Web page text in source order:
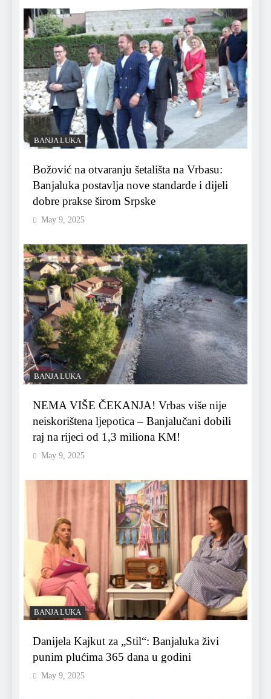
BANJA LUKA
Božović na otvaranju šetališta na Vrbasu:
Banjaluka postavlja nove standarde i dijeli
dobre prakse širom Srpske
May 9, 2025
BANJA LUKA
NEMA VIŠE ČEKANJA! Vrbas više nije
neiskorištena ljepotica – Banjalučani dobili
raj na rijeci od 1,3 miliona KM!
May 9, 2025
BANJA LUKA
Danijela Kajkut za „Stil“: Banjaluka živi
punim plućima 365 dana u godini
May 9, 2025